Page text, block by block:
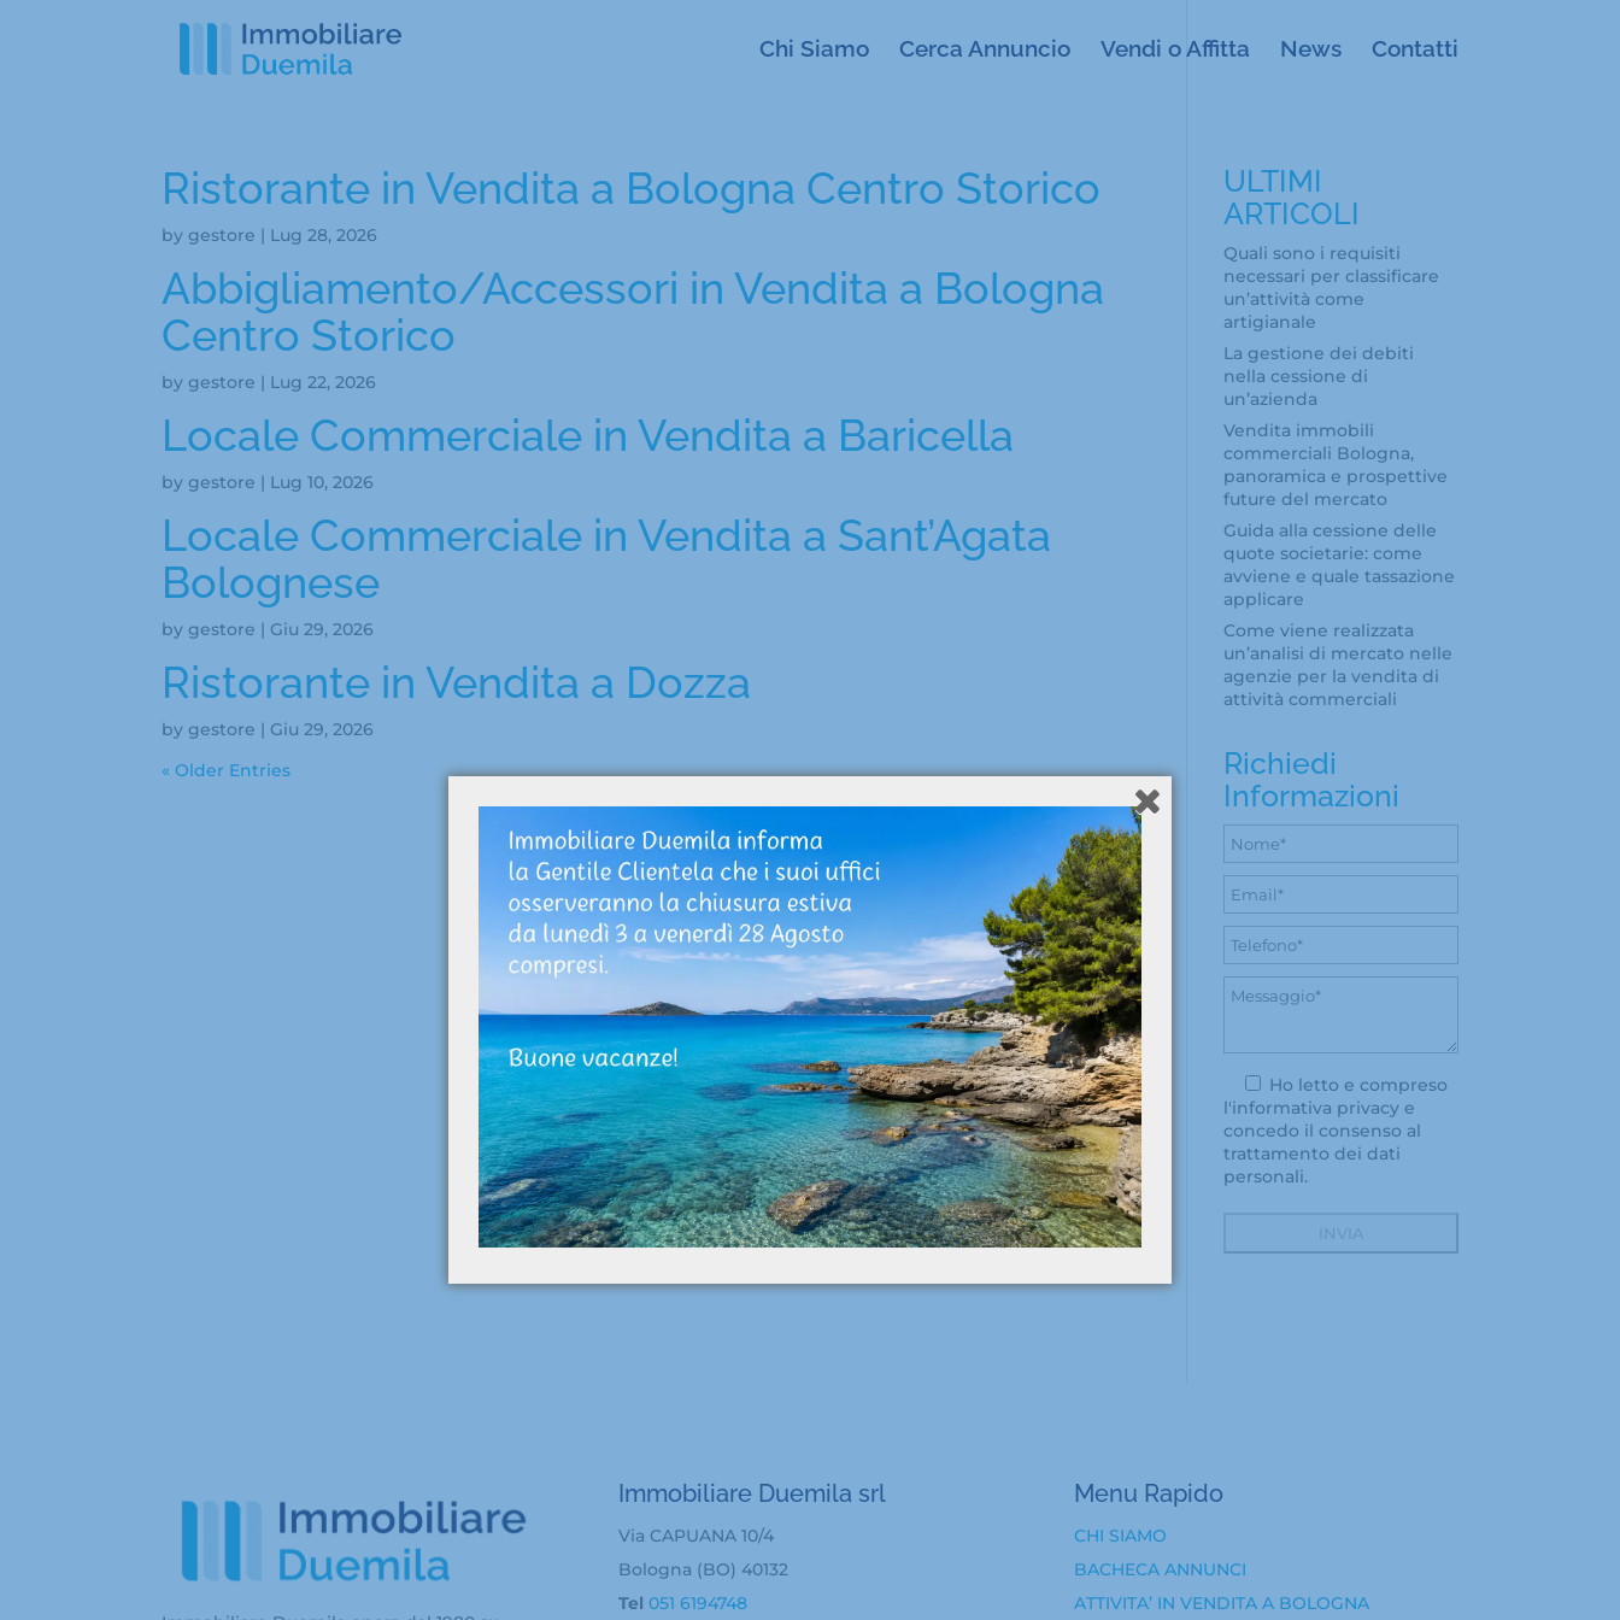
Chi Siamo Cerca Annuncio Vendi o Affitta News Contatti
Ristorante in Vendita a Bologna Centro Storico
by gestore | Lug 28, 2026
Abbigliamento/Accessori in Vendita a Bologna
Centro Storico
by gestore | Lug 22, 2026
Locale Commerciale in Vendita a Baricella
by gestore | Lug 10, 2026
Locale Commerciale in Vendita a Sant’Agata
Bolognese
by gestore | Giu 29, 2026
Ristorante in Vendita a Dozza
by gestore | Giu 29, 2026
« Older Entries
ULTIMI
ARTICOLI
Quali sono i requisiti
necessari per classificare
un’attività come
artigianale
La gestione dei debiti
nella cessione di
un’azienda
Vendita immobili
commerciali Bologna,
panoramica e prospettive
future del mercato
Guida alla cessione delle
quote societarie: come
avviene e quale tassazione
applicare
Come viene realizzata
un’analisi di mercato nelle
agenzie per la vendita di
attività commerciali
Richiedi
Informazioni
Ho letto e compreso
l'informativa privacy e
concedo il consenso al
trattamento dei dati
personali.
Immobiliare Duemila srl
Via CAPUANA 10/4
Bologna (BO) 40132
Tel 051 6194748
Menu Rapido
CHI SIAMO
BACHECA ANNUNCI
ATTIVITA’ IN VENDITA A BOLOGNA